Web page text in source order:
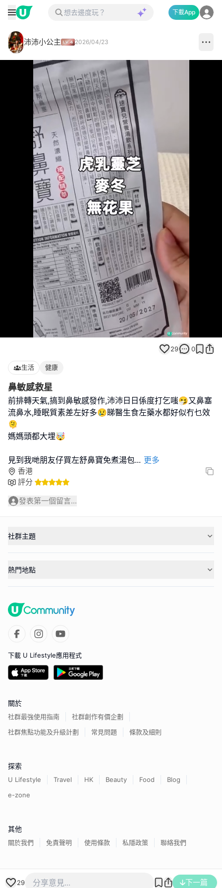
下載App
沛沛小公主 2026/04/23
Loaded:
100.00%
29 0
生活 健康
鼻敏感救星
前排轉天氣,搞到鼻敏感發作,沛沛日日係度打乞嗤🤧又鼻塞
流鼻水,睡眠質素差左好多😢睇醫生食左藥水都好似冇乜效
🫠
媽媽頭都大埋🤯
見到我哋朋友仔買左舒鼻寶免煮湯包... 更多
香港
評分
發表第一個留言...
29 下一篇
社群主題
熱門地點
下載 U Lifestyle應用程式
關於
社群最強使用指南
社群創作有價企劃
社群焦點功能及升級計劃
常見問題 條款及細則
探索
U Lifestyle Travel HK Beauty Food
Blog
e-zone
其他
關於我們 免責聲明 使用條款 私隱政策 聯絡我們
香港經濟日報版權所有©